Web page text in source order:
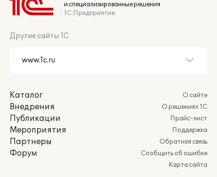
и специализированные решения
1С:Предприятие
Другие сайты 1С
Каталог
Внедрения
Публикации
Мероприятия
Партнеры
Форум
О сайте
О решениях 1С
Прайс-лист
Поддержка
Обратная связь
Сообщить об ошибке
Карта сайта